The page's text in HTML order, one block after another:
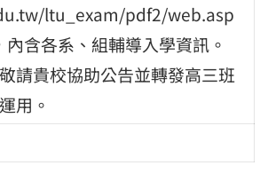
ltu_exam/pdf2/web.asp
內含各系、組輔導入學資訊。
請貴校協助公告並轉發高三班
用。